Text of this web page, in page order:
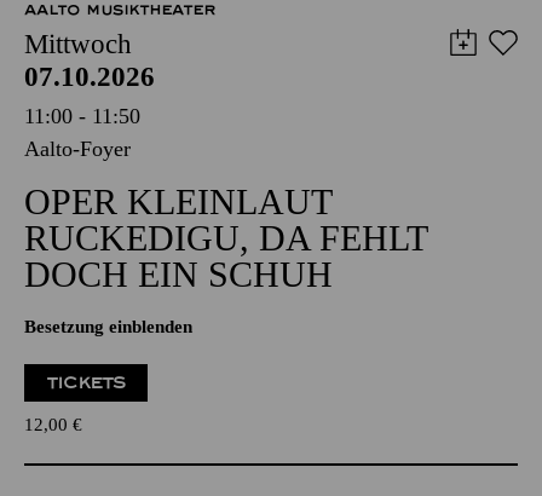
AALTO MUSIKTHEATER
Mittwoch
07.10.2026
11:00 - 11:50
Aalto-Foyer
OPER KLEINLAUT
RUCKEDIGU, DA FEHLT
DOCH EIN SCHUH
Besetzung einblenden
TICKETS
12,00 €